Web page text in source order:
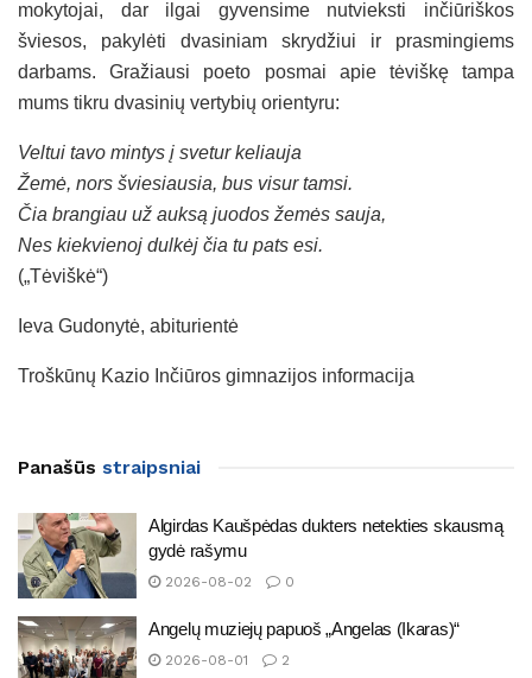
mokytojai, dar ilgai gyvensime nutvieksti inčiūriškos
šviesos, pakylėti dvasiniam skrydžiui ir prasmingiems
darbams. Gražiausi poeto posmai apie tėviškę tampa
mums tikru dvasinių vertybių orientyru:
Veltui tavo mintys į svetur keliauja
Žemė, nors šviesiausia, bus visur tamsi.
Čia brangiau už auksą juodos žemės sauja,
Nes kiekvienoj dulkėj čia tu pats esi.
(„Tėviškė“)
Ieva Gudonytė, abiturientė
Troškūnų Kazio Inčiūros gimnazijos informacija
Panašūs straipsniai
Algirdas Kaušpėdas dukters netekties skausmą
gydė rašymu
2026-08-02 0
Angelų muziejų papuoš „Angelas (Ikaras)“
2026-08-01 2